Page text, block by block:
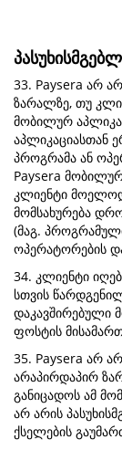
33. Paysera არ
ზარალზე, თუ
მობილურ
აპლიკაციასთან
პროგრამა ან
Paysera
კლიენტი
მომსახურება
(მაგ.
ოპერატორების
34. კლიენტი
სთვის
დაკავშირებული
ფოსტის
35. Paysera არ
არაპირდაპირ
განიცადოს ამ
არ არის
ქსელების